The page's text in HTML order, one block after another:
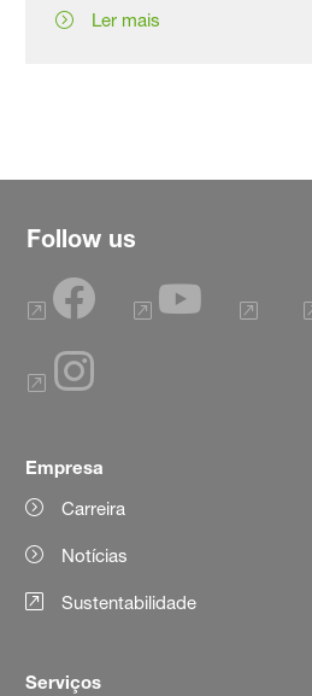
Ler mais
Follow us
Empresa
Carreira
Notícias
Sustentabilidade
Serviços